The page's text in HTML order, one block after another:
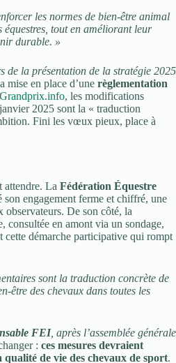
les normes de bien-être animal
équestres, tout en améliorant leur
durable. »
de la présentation de la stratégie 2025
mise en place d’une règlementation
Grandprix.info, les modifications
2025 sont la « traduction
Fini les vœux pieux, place à
attendre. La Fédération Équestre
son engagement ferme et chiffré, une
observateurs. De son côté, la
consultée en amont via un sondage,
cette démarche participative qui rompt
sont la traduction concrète de
être des chevaux dans toutes les
FEI, après l’assemblée générale
: ces mesures devraient
de vie des chevaux de sport.